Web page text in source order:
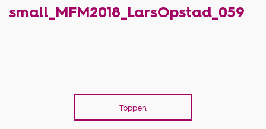
small_MFM2018_LarsOpstad_059
Toppen